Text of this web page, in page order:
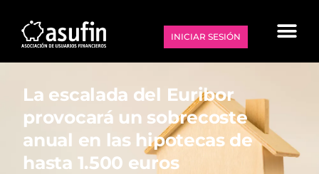
INICIAR SESIÓN
La escalada del Euribor
provocará un sobrecoste
anual en las hipotecas de
hasta 1.500 euros